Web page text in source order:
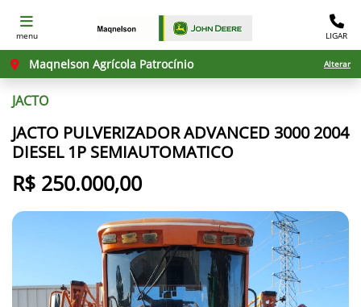
menu LIGAR
Maqnelson Agrícola Patrocínio Alterar
JACTO
JACTO PULVERIZADOR ADVANCED 3000 2004
DIESEL 1P SEMIAUTOMATICO
R$ 250.000,00